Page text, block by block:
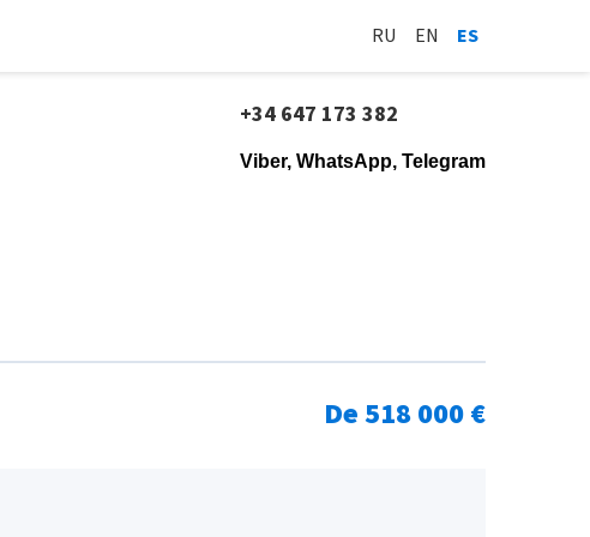
RU EN ES
+34 647 173 382
Viber, WhatsApp, Telegram
De 518 000 €